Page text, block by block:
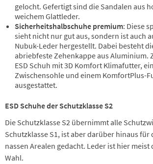
gelocht. Gefertigt sind die Sandalen aus
weichem Glattleder.
Sicherheitshalbschuhe premium: Diese
sieht nicht nur gut aus, sondern ist auch
Nubuk-Leder hergestellt. Dabei besteht
abriebfeste Zehenkappe aus Aluminium.
ESD Schuh mit 3D Komfort Klimafutter,
Zwischensohle und einem KomfortPlus-
ausgestattet.
ESD Schuhe der Schutzklasse S2
Die Schutzklasse S2 übernimmt alle
Schutzklasse S1, ist aber darüber hinaus für
nassen Arealen gedacht. Leder ist hier meist
Wahl.